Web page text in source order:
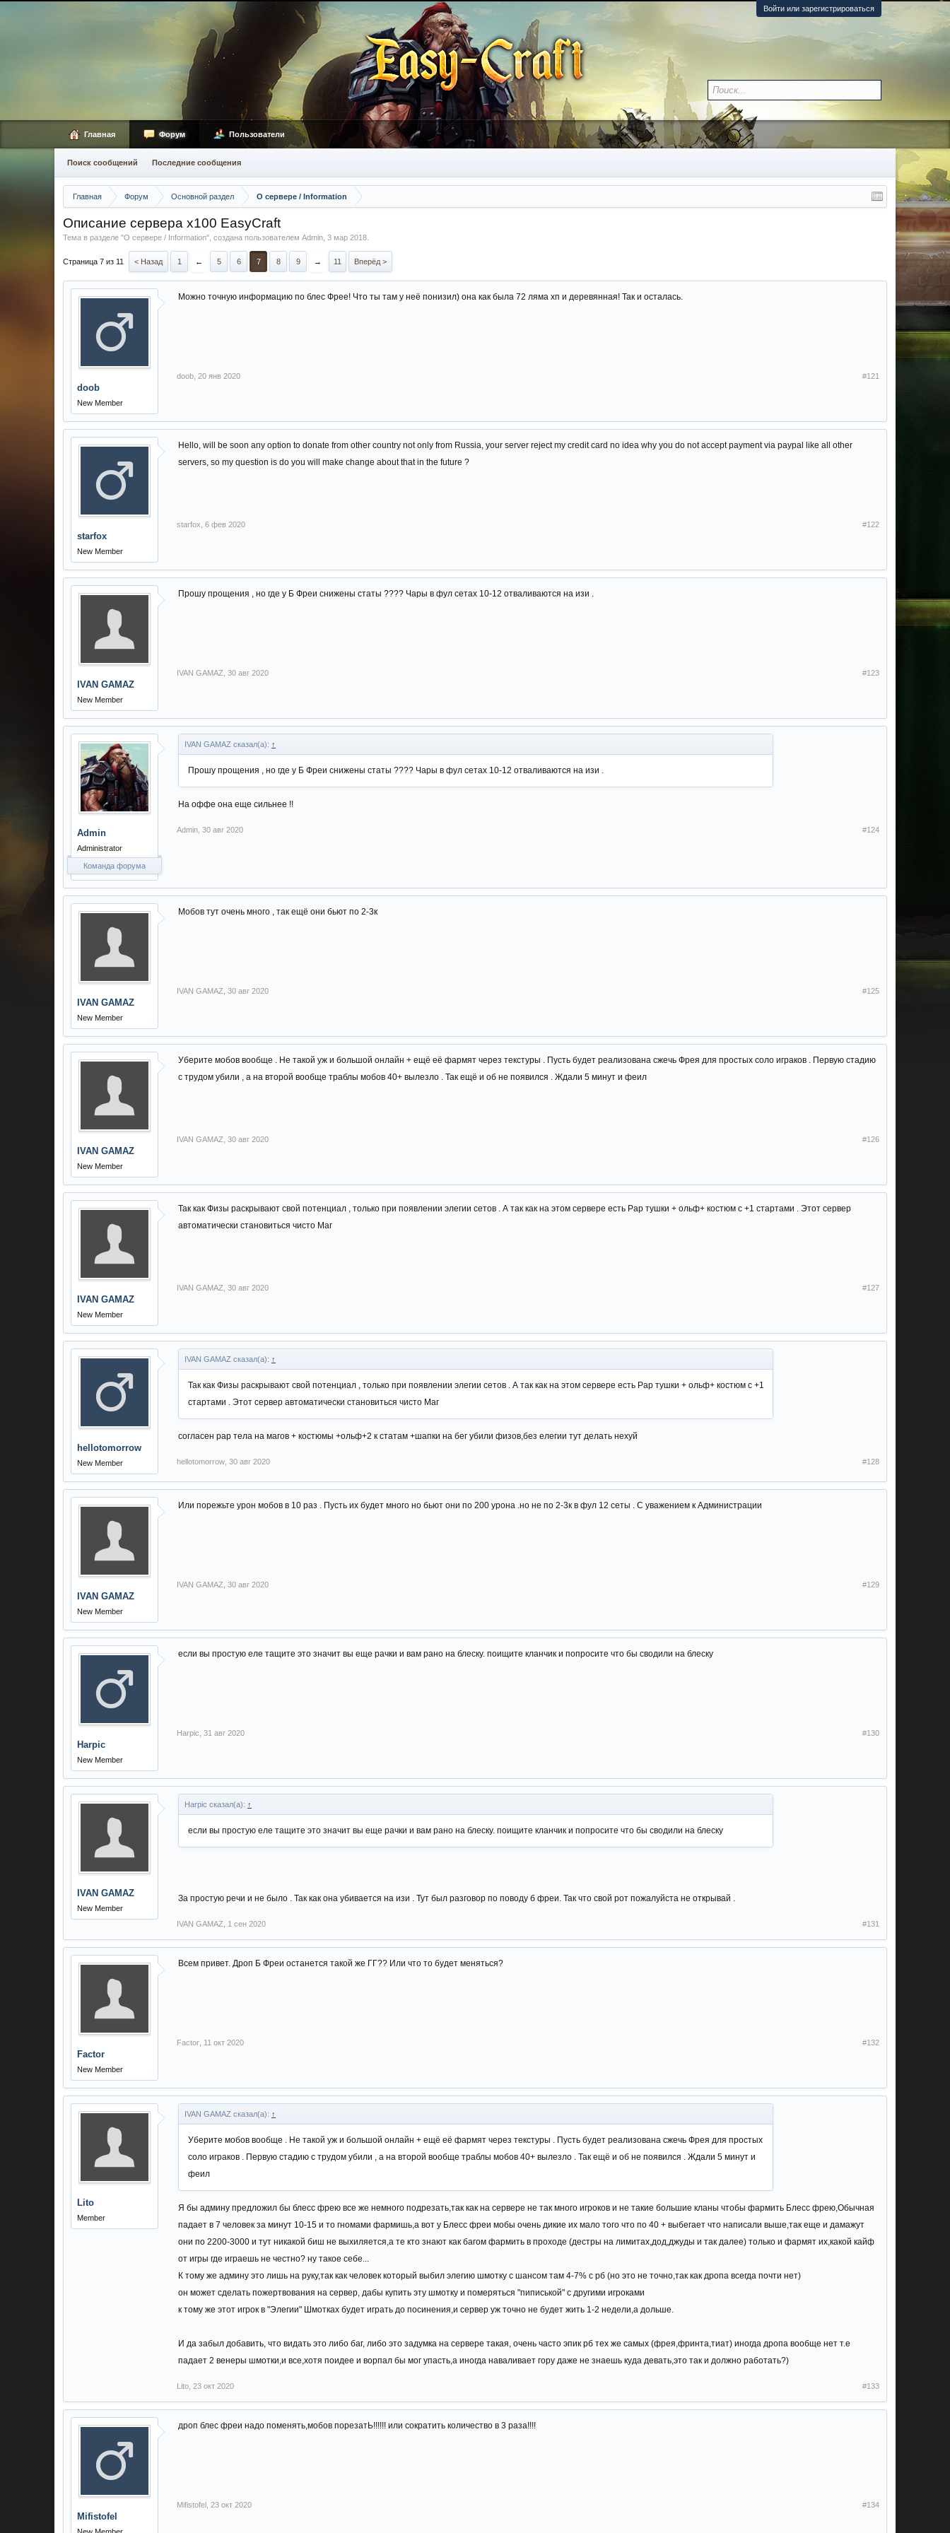
Войти или зарегистрироваться
Главная Форум Основной раздел О сервере / Information
Описание сервера х100 EasyCraft
Тема в разделе "О сервере / Information", создана пользователем Admin 3 мар 2018
Страница 7 из 11 < Назад 1 ← 5 6 7 8 9 → 11 Вперёд >
doob
New Member
Можно точную информацию по блес Фрее! Что ты там у неё понизил) она как была 72 ляма хп и деревянная! Так и осталась.
doob 20 янв 2020 #121
starfox
New Member
Hello, will be soon any option to donate from other country not only from Russia, your server reject my credit card no idea why you do not accept payment via paypal like all other
servers, so my question is do you will make change about that in the future ?
starfox 6 фев 2020 #122
IVAN GAMAZ
New Member
Прошу прощения , но где у Б Фреи снижены статы ???? Чары в фул сетах 10-12 отваливаются на изи .
IVAN GAMAZ 30 авг 2020 #123
Admin
Administrator
Команда форума
IVAN GAMAZ сказал(а): ↑
Прошу прощения , но где у Б Фреи снижены статы ???? Чары в фул сетах 10-12 отваливаются на изи .
На оффе она еще сильнее !!
Admin 30 авг 2020 #124
IVAN GAMAZ
New Member
Мобов тут очень много , так ещё они бьют по 2-3к
IVAN GAMAZ 30 авг 2020 #125
IVAN GAMAZ
New Member
Уберите мобов вообще . Не такой уж и большой онлайн + ещё её фармят через текстуры . Пусть будет реализована сжечь Фрея для простых соло играков . Первую стадию
с трудом убили , а на второй вообще траблы мобов 40+ вылезло . Так ещё и об не появился . Ждали 5 минут и феил
IVAN GAMAZ 30 авг 2020 #126
IVAN GAMAZ
New Member
Так как Физы раскрывают свой потенциал , только при появлении элегии сетов . А так как на этом сервере есть Рар тушки + ольф+ костюм с +1 стартами . Этот сервер
автоматически становиться чисто Маг
IVAN GAMAZ 30 авг 2020 #127
hellotomorrow
New Member
IVAN GAMAZ сказал(а): ↑
Так как Физы раскрывают свой потенциал , только при появлении элегии сетов . А так как на этом сервере есть Рар тушки + ольф+ костюм с +1
стартами . Этот сервер автоматически становиться чисто Маг
согласен рар тела на магов + костюмы +ольф+2 к статам +шапки на бег убили физов,без елегии тут делать нехуй
hellotomorrow 30 авг 2020 #128
IVAN GAMAZ
New Member
Или порежьте урон мобов в 10 раз . Пусть их будет много но бьют они по 200 урона .но не по 2-3к в фул 12 сеты . С уважением к Администрации
IVAN GAMAZ 30 авг 2020 #129
Harpic
New Member
если вы простую еле тащите это значит вы еще рачки и вам рано на блеску. поищите кланчик и попросите что бы сводили на блеску
Harpic 31 авг 2020 #130
IVAN GAMAZ
New Member
Harpic сказал(а): ↑
если вы простую еле тащите это значит вы еще рачки и вам рано на блеску. поищите кланчик и попросите что бы сводили на блеску
За простую речи и не было . Так как она убивается на изи . Тут был разговор по поводу б фреи. Так что свой рот пожалуйста не открывай .
IVAN GAMAZ 1 сен 2020 #131
Factor
New Member
Всем привет. Дроп Б Фреи останется такой же ГГ?? Или что то будет меняться?
Factor 11 окт 2020 #132
Lito
Member
IVAN GAMAZ сказал(а): ↑
Уберите мобов вообще . Не такой уж и большой онлайн + ещё её фармят через текстуры . Пусть будет реализована сжечь Фрея для простых
соло играков . Первую стадию с трудом убили , а на второй вообще траблы мобов 40+ вылезло . Так ещё и об не появился . Ждали 5 минут и
феил
Я бы админу предложил бы блесс фрею все же немного подрезать,так как на сервере не так много игроков и не такие большие кланы чтобы фармить Блесс фрею,Обычная
падает в 7 человек за минут 10-15 и то гномами фармишь,а вот у Блесс фреи мобы очень дикие их мало того что по 40 + выбегает что написали выше,так еще и дамажут
они по 2200-3000 и тут никакой биш не выхиляется,а те кто знают как багом фармить в проходе (дестры на лимитах,дод,джуды и так далее) только и фармят их,какой кайф
от игры где играешь не честно? ну такое себе...
К тому же админу это лишь на руку,так как человек который выбил элегию шмотку с шансом там 4-7% с рб (но это не точно,так как дропа всегда почти нет)
он может сделать пожертвования на сервер, дабы купить эту шмотку и померяться "пиписькой" с другими игроками
к тому же этот игрок в "Элегии" Шмотках будет играть до посинения,и сервер уж точно не будет жить 1-2 недели,а дольше.
И да забыл добавить, что видать это либо баг, либо это задумка на сервере такая, очень часто эпик рб тех же самых (фрея,фринта,тиат) иногда дропа вообще нет т.е
падает 2 венеры шмотки,и все,хотя поидее и ворпал бы мог упасть,а иногда наваливает гору даже не знаешь куда девать,это так и должно работать?)
Lito 23 окт 2020 #133
Mifistofel
дроп блес фреи надо поменять,мобов порезатЬ!!!!!! или сократить количество в 3 раза!!!!
Mifistofel 23 окт 2020 #134
Главная Форум
Поиск сообщений Последние сообщения
Пользователи